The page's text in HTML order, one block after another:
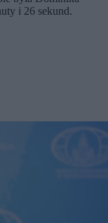
i 26 sekund.